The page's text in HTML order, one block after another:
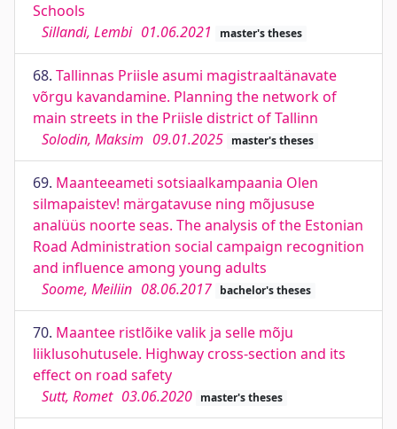
Schools
Sillandi, Lembi 01.06.2021 master's theses
68. Tallinnas Priisle asumi magistraaltänavate
võrgu kavandamine. Planning the network of
main streets in the Priisle district of Tallinn
Solodin, Maksim 09.01.2025 master's theses
69. Maanteeameti sotsiaalkampaania Olen
silmapaistev! märgatavuse ning mõjususe
analüüs noorte seas. The analysis of the Estonian
Road Administration social campaign recognition
and influence among young adults
Soome, Meiliin 08.06.2017 bachelor's theses
70. Maantee ristlõike valik ja selle mõju
liiklusohutusele. Highway cross-section and its
effect on road safety
Sutt, Romet 03.06.2020 master's theses